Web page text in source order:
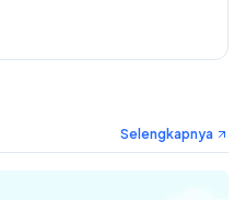
Selengkapnya